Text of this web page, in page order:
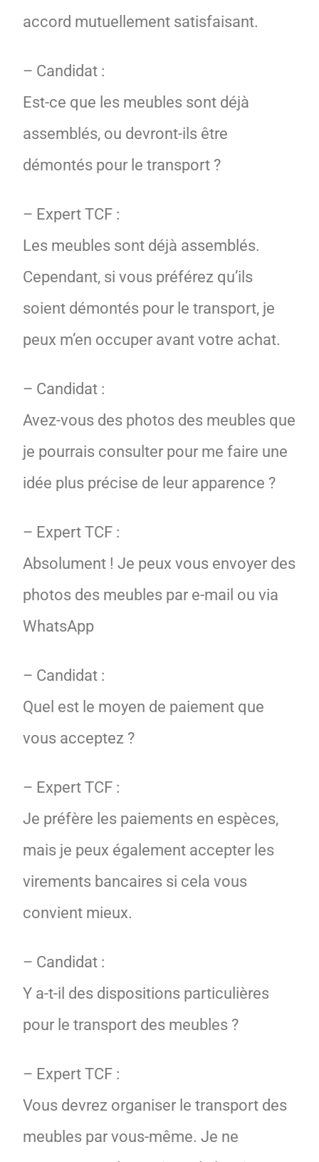
accord mutuellement satisfaisant.
– Candidat :
Est-ce que les meubles sont déjà
assemblés, ou devront-ils être
démontés pour le transport ?
– Expert TCF :
Les meubles sont déjà assemblés.
Cependant, si vous préférez qu’ils
soient démontés pour le transport, je
peux m’en occuper avant votre achat.
– Candidat :
Avez-vous des photos des meubles que
je pourrais consulter pour me faire une
idée plus précise de leur apparence ?
– Expert TCF :
Absolument ! Je peux vous envoyer des
photos des meubles par e-mail ou via
WhatsApp
– Candidat :
Quel est le moyen de paiement que
vous acceptez ?
– Expert TCF :
Je préfère les paiements en espèces,
mais je peux également accepter les
virements bancaires si cela vous
convient mieux.
– Candidat :
Y a-t-il des dispositions particulières
pour le transport des meubles ?
– Expert TCF :
Vous devrez organiser le transport des
meubles par vous-même. Je ne